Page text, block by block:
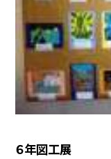
６年図工展